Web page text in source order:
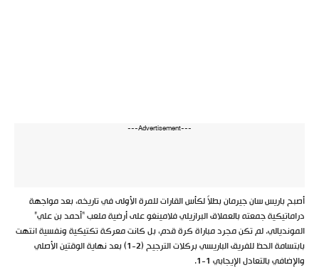
---Advertisement---
أصبح باريس سان جيرمان بطلاً لكأس القارات للمرة الأولى في تاريخه، بعد مواجهة
دراماتيكية جمعته بالعملاق البرازيلي فلامينغو على أرضية ملعب “أحمد بن علي”
المونديالي. لم تكن مجرد مباراة كرة قدم، بل كانت معركة تكتيكية ونفسية انتهت
بابتسامة الحظ للفريق الباريسي بركلات الترجيح (2-1) بعد نهاية الوقتين الأصلي
والإضافي بالتعادل الإيجابي 1-1.